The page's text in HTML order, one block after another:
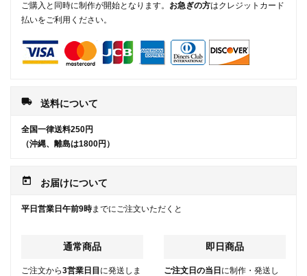
ご購入と同時に制作が開始となります。 お急ぎの方はクレジットカード
払いをご利用ください。
local_shipping 送料について
全国一律送料250円
（沖縄、離島は1800円）
today お届けについて
平日営業日午前9時までにご注文いただくと
通常商品
ご注文から3営業日目 に発送しま
即日商品
ご注文日の当日 に制作・発送し